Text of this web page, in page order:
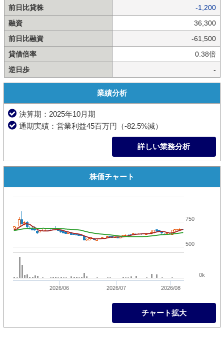
前日比貸株
-1,200
融資
36,300
前日比融資
-61,500
貸借倍率
0.38倍
逆日歩
-
業績分析
決算期：2025年10月期
通期実績：営業利益45百万円（-82.5%減）
詳しい業務分析
株価チャート
2026/06 2026/07 2026/08
500
750
0k
チャート拡大